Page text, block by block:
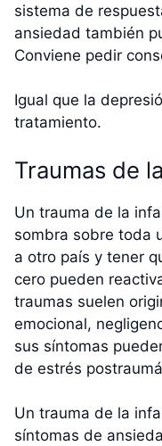
sistema de
ansiedad también
Conviene pedir
Igual que la
tratamiento.
Traumas de
Un trauma de la
sombra sobre toda
a otro país y tener
cero pueden
traumas suelen
emocional,
sus síntomas
de estrés
Un trauma de la
síntomas de